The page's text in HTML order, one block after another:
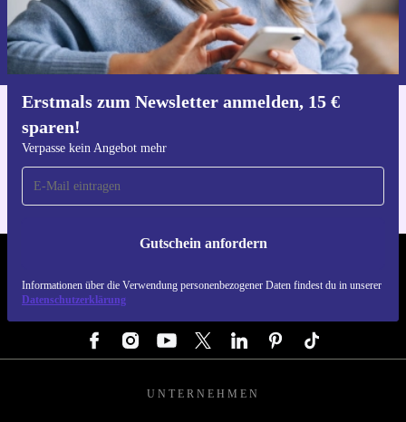
Erstmals zum Newsletter anmelden, 15 €
sparen!
Verpasse kein Angebot mehr
Gutschein anfordern
Informationen über die Verwendung personenbezogener Daten findest du in unserer
Datenschutzerklärung
Gutschein anfordern
Informationen über die Verwendung personenbezogener Daten findest
du in unsererDatenschutzerklärung.
Für iOS und Android
UNTERNEHMEN